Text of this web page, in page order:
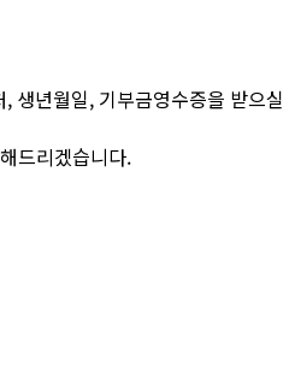
생년월일, 기부금영수증을 받으
드리겠습니다.